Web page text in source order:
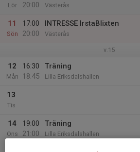
Lör
20:00
Västerås
11
Sön
17:00
20:00
INTRESSE IrstaBlixten
Västerås
v.15
12
Mån
16:30
18:45
Träning
Lilla Eriksdalshallen
13
Tis
14
Ons
19:00
21:00
Träning
Lilla Eriksdalshallen